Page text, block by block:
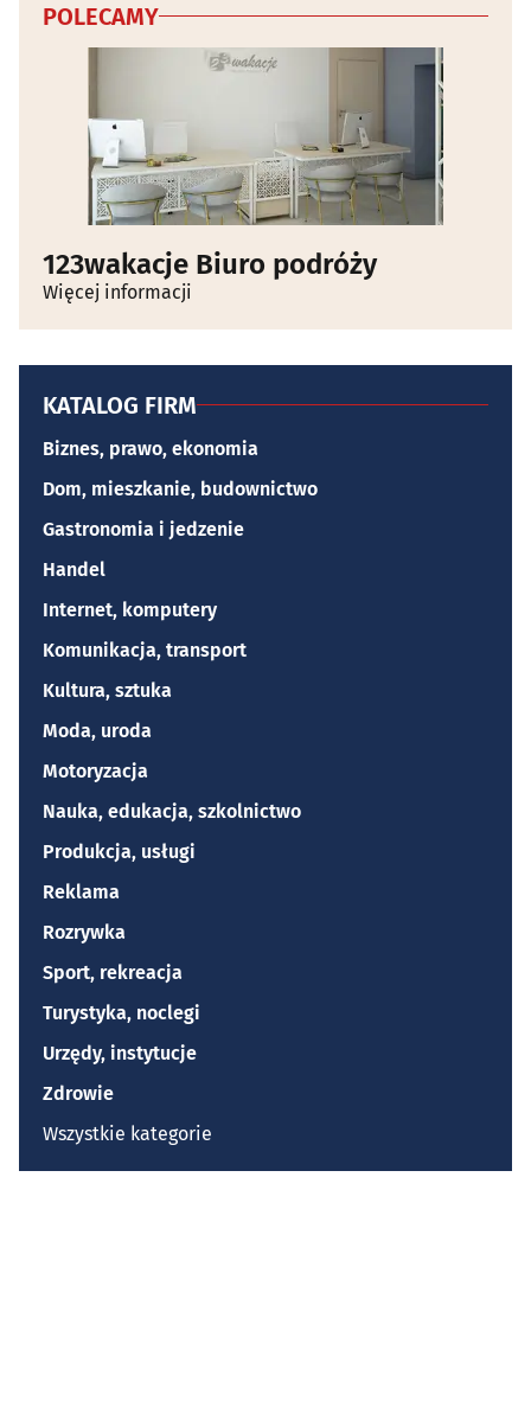
POLECAMY
123wakacje Biuro podróży
Więcej informacji
KATALOG FIRM
Biznes, prawo, ekonomia
Dom, mieszkanie, budownictwo
Gastronomia i jedzenie
Handel
Internet, komputery
Komunikacja, transport
Kultura, sztuka
Moda, uroda
Motoryzacja
Nauka, edukacja, szkolnictwo
Produkcja, usługi
Reklama
Rozrywka
Sport, rekreacja
Turystyka, noclegi
Urzędy, instytucje
Zdrowie
Wszystkie kategorie